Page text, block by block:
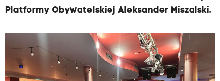
Platformy Obywatelskiej Aleksander Miszalski.